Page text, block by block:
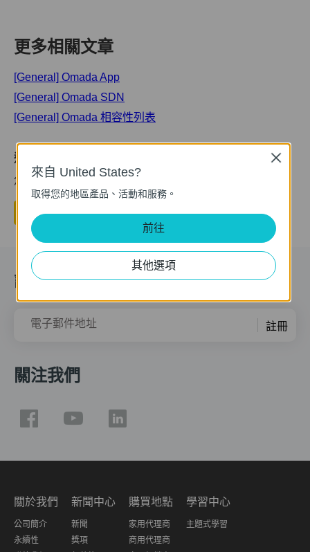
更多相關文章
[General] Omada App
[General] Omada SDN
[General] Omada 相容性列表
這篇faq是否有用?
您的反饋將幫助我們改善網站
是 否
訂閱
電子郵件地址 註冊
關注我們
關於我們
公司簡介
永續性
新聞中心
新聞
獎項
購買地點
家用代理商
商用代理商
學習中心
主題式學習
來自 United States?
取得您的地區產品、活動和服務。
前往
其他選項
Close